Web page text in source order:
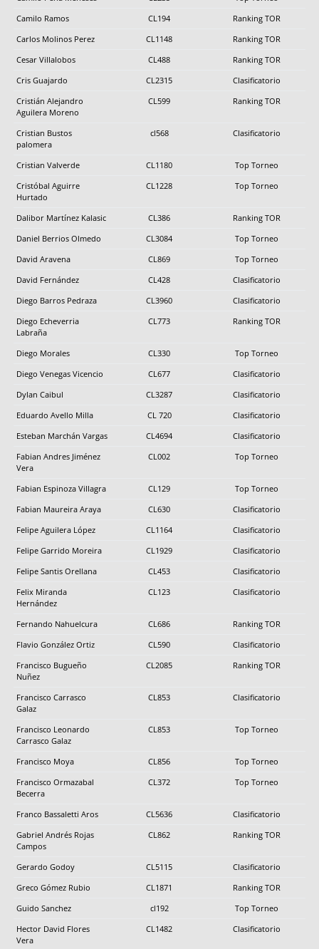
Camilo Ramos
CL194
Ranking TOR
Carlos Molinos Perez
CL1148
Ranking TOR
Cesar Villalobos
CL488
Ranking TOR
Cris Guajardo
CL2315
Clasificatorio
Cristián Alejandro
Aguilera Moreno
CL599 Ranking TOR
Cristian Bustos
palomera
cl568 Clasificatorio
Cristian Valverde CL1180
Top Torneo
Cristóbal Aguirre
Hurtado
CL1228 Top Torneo
Dalibor Martínez Kalasic CL386
Ranking TOR
Daniel Berrios Olmedo
CL3084
Top Torneo
David Aravena
CL869
Top Torneo
David Fernández
CL428
Clasificatorio
Diego Barros Pedraza
CL3960
Clasificatorio
Diego Echeverria
Labraña
CL773 Ranking TOR
Diego Morales CL330
Top Torneo
Diego Venegas Vicencio
CL677
Clasificatorio
Dylan Caibul
CL3287
Clasificatorio
Eduardo Avello Milla
CL 720
Clasificatorio
Esteban Marchán Vargas
CL4694
Clasificatorio
Fabian Andres Jiménez
Vera
CL002 Top Torneo
Fabian Espinoza Villagra CL129
Top Torneo
Fabian Maureira Araya
CL630
Clasificatorio
Felipe Aguilera López
CL1164
Clasificatorio
Felipe Garrido Moreira
CL1929
Clasificatorio
Felipe Santis Orellana
CL453
Clasificatorio
Felix Miranda
Hernández
CL123 Clasificatorio
Fernando Nahuelcura CL686
Ranking TOR
Flavio González Ortiz
CL590
Clasificatorio
Francisco Bugueño
Nuñez
CL2085 Ranking TOR
Francisco Carrasco
Galaz
CL853 Clasificatorio
Francisco Leonardo
Carrasco Galaz
CL853 Top Torneo
Francisco Moya CL856
Top Torneo
Francisco Ormazabal
Becerra
CL372 Top Torneo
Franco Bassaletti Aros CL5636
Clasificatorio
Gabriel Andrés Rojas
Campos
CL862 Ranking TOR
Gerardo Godoy CL5115
Clasificatorio
Greco Gómez Rubio
CL1871
Ranking TOR
Guido Sanchez
cl192
Top Torneo
Hector David Flores
Vera
CL1482 Clasificatorio